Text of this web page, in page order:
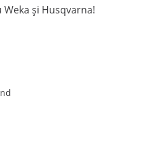
și Husqvarna!